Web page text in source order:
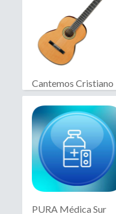
Cantemos Cristiano
PURA Médica Sur